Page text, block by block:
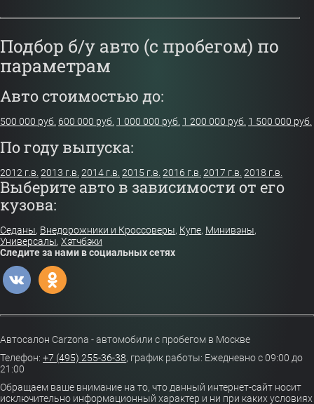
Подбор б/у авто (с пробегом) по
параметрам
Авто стоимостью до:
500 000 руб. 600 000 руб. 1 000 000 руб. 1 200 000 руб. 1 500 000 руб.
По году выпуска:
2012 г.в. 2013 г.в. 2014 г.в. 2015 г.в. 2016 г.в. 2017 г.в. 2018 г.в.
Выберите авто в зависимости от его
кузова:
Седаны, Внедорожники и Кроссоверы, Купе, Минивэны,
Универсалы, Хэтчбэки
Следите за нами в социальных сетях
Автосалон Carzona - автомобили с пробегом в Москве
Телефон: +7 (495) 255-36-38, график работы: Ежедневно с 09:00 до
21:00
Обращаем ваше внимание на то, что данный интернет-сайт носит
исключительно информационный характер и ни при каких условиях